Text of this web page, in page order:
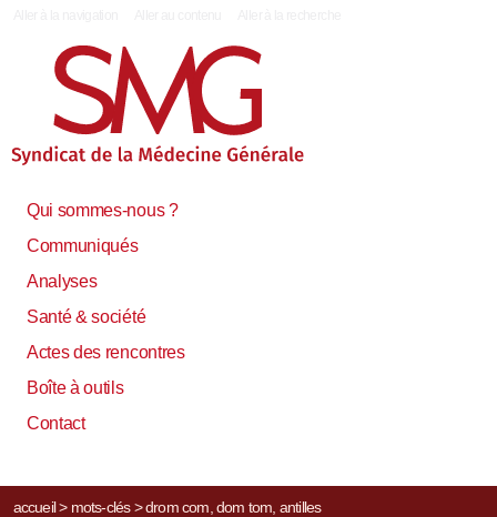
Qui sommes-nous ?
Communiqués
Analyses
Santé & société
Actes des rencontres
Boîte à outils
Contact
accueil> mots-clés> drom com, dom tom, antilles